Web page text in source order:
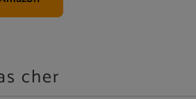
cher